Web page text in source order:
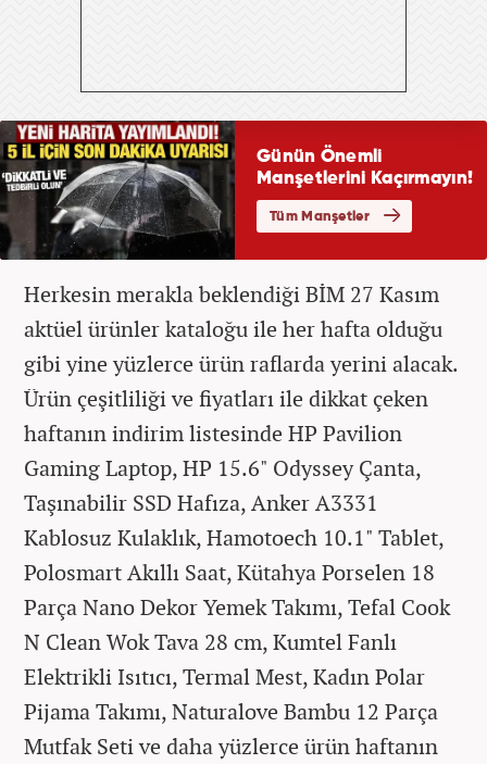
Herkesin merakla beklendiği BİM 27 Kasım
aktüel ürünler kataloğu ile her hafta olduğu
gibi yine yüzlerce ürün raflarda yerini alacak.
Ürün çeşitliliği ve fiyatları ile dikkat çeken
haftanın indirim listesinde HP Pavilion
Gaming Laptop, HP 15.6" Odyssey Çanta,
Taşınabilir SSD Hafıza, Anker A3331
Kablosuz Kulaklık, Hamotoech 10.1" Tablet,
Polosmart Akıllı Saat, Kütahya Porselen 18
Parça Nano Dekor Yemek Takımı, Tefal Cook
N Clean Wok Tava 28 cm, Kumtel Fanlı
Elektrikli Isıtıcı, Termal Mest, Kadın Polar
Pijama Takımı, Naturalove Bambu 12 Parça
Mutfak Seti ve daha yüzlerce ürün haftanın